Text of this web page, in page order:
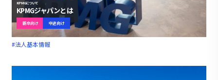
KPMGについて
KPMGジャパンとは
新卒向け 中途向け
#法人基本情報